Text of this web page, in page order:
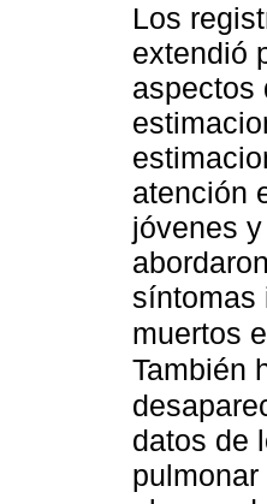
Los
extendió
aspectos
atención
jóvenes
síntomas
muertos
También
datos de